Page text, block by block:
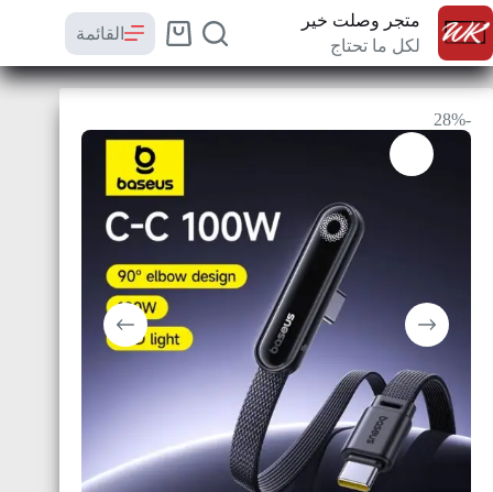
متجر وصلت خير
لكل ما تحتاج
القائمة
-28%